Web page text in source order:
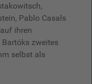
Pablo Casals
ihren
Bartóks zweites
selbst als